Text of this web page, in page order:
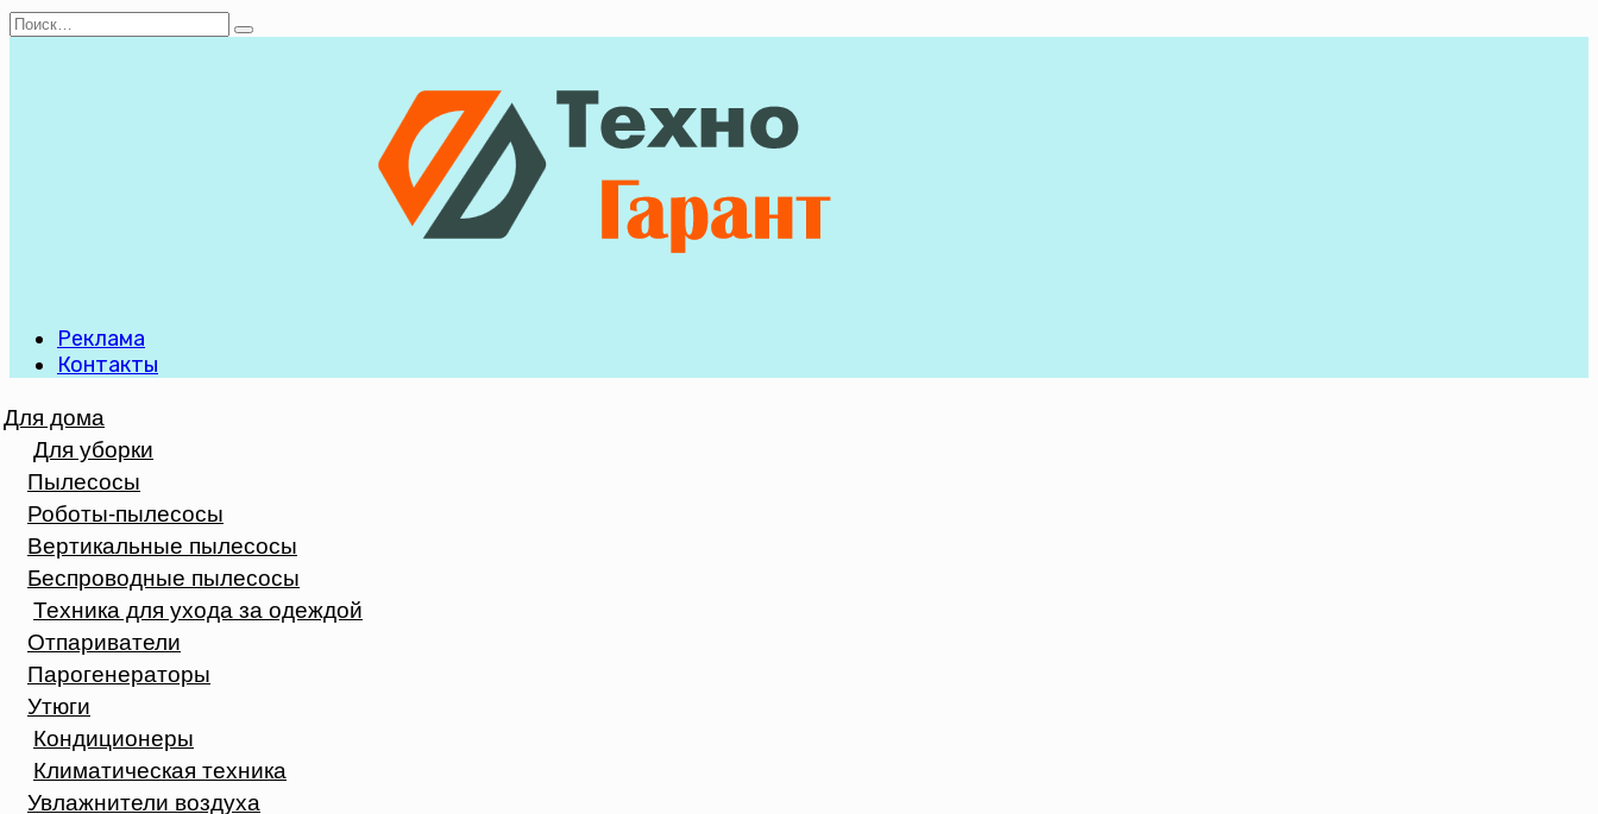
Перейти
Search
Реклама
Контакты
Для дома
Для уборки
Пылесосы
Роботы-пылесосы
Вертикальные пылесосы
Беспроводные пылесосы
Техника для ухода за одеждой
Отпариватели
Парогенераторы
Утюги
Кондиционеры
Климатическая техника
Увлажнители воздуха